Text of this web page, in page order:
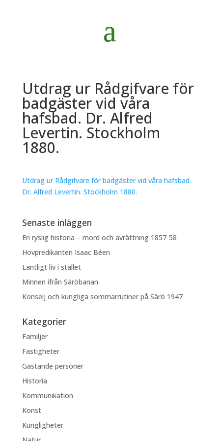
Utdrag ur Rådgifvare för
badgäster vid våra
hafsbad. Dr. Alfred
Levertin. Stockholm
1880.
Utdrag ur Rådgifvare för badgäster vid våra hafsbad.
Dr. Alfred Levertin. Stockholm 1880.
Senaste inläggen
En ryslig historia – mord och avrättning 1857-58
Hovpredikanten Isaac Béen
Lantligt liv i stallet
Minnen ifrån Säröbanan
Konselj och kungliga sommarrutiner på Särö 1947
Kategorier
Familjer
Fastigheter
Gästande personer
Historia
Kommunikation
Konst
Kungligheter